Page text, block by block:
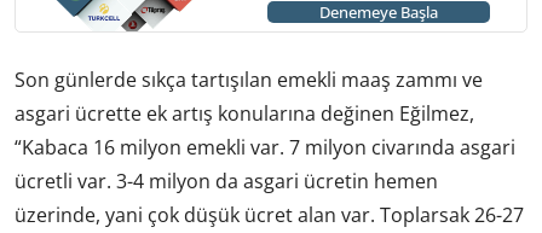
Denemeye Başla
Son günlerde sıkça tartışılan emekli maaş zammı ve
asgari ücrette ek artış konularına değinen Eğilmez,
“Kabaca 16 milyon emekli var. 7 milyon civarında asgari
ücretli var. 3-4 milyon da asgari ücretin hemen
üzerinde, yani çok düşük ücret alan var. Toplarsak 26-27